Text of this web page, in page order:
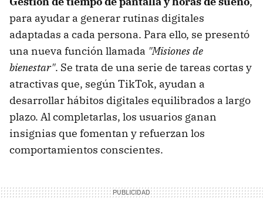
para ayudar a generar rutinas digitales
adaptadas a cada persona. Para ello, se presentó
una nueva función llamada "Misiones de
bienestar". Se trata de una serie de tareas cortas y
atractivas que, según TikTok, ayudan a
desarrollar hábitos digitales equilibrados a largo
plazo. Al completarlas, los usuarios ganan
insignias que fomentan y refuerzan los
comportamientos conscientes.